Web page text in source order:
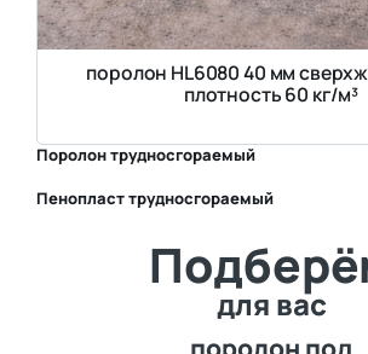
поролон HL6080 40 мм
плотность 60 кг/м³
Поролон трудносгораемый
Пенопласт трудносгораемый
для вас